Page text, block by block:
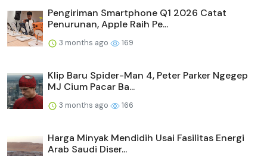
Pengiriman Smartphone Q1 2026 Catat
Penurunan, Apple Raih Pe...
3 months ago 169
Klip Baru Spider-Man 4, Peter Parker Ngegep
MJ Cium Pacar Ba...
3 months ago 166
Harga Minyak Mendidih Usai Fasilitas Energi
Arab Saudi Diser...